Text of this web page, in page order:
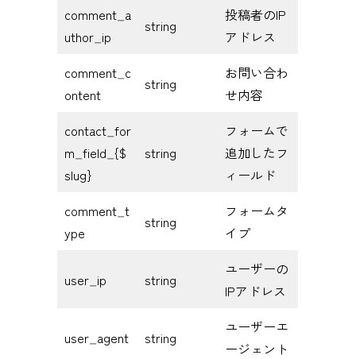
comment_a
uthor_ip
string
投稿者のIP
アドレス
comment_c
ontent
string
お問い合わ
せ内容
contact_for
m_field_{$
slug}
string
フォームで
追加したフ
ィールド
comment_t
ype
string
フォームタ
イプ
user_ip string
ユーザーの
IPアドレス
user_agent string
ユーザーエ
ージェント